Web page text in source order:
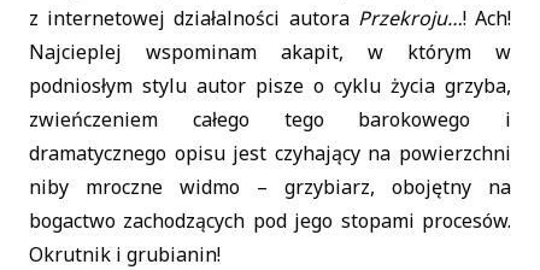
z internetowej działalności autora Przekroju…! Ach!
Najcieplej wspominam akapit, w którym w
podniosłym stylu autor pisze o cyklu życia grzyba,
zwieńczeniem całego tego barokowego i
dramatycznego opisu jest czyhający na powierzchni
niby mroczne widmo – grzybiarz, obojętny na
bogactwo zachodzących pod jego stopami procesów.
Okrutnik i grubianin!